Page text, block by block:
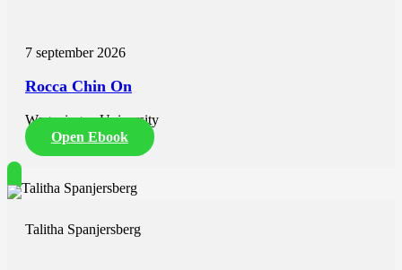
7 september 2026
Rocca Chin On
Wageningen University
Open Ebook
Talitha Spanjersberg